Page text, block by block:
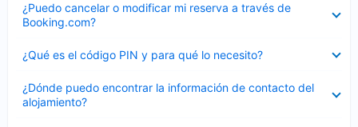
¿Puedo cancelar o modificar mi reserva a través de
Booking.com?
cerrado
¿Qué es el código PIN y para qué lo necesito?
cerrado
¿Dónde puedo encontrar la información de contacto del
alojamiento?
cerrado